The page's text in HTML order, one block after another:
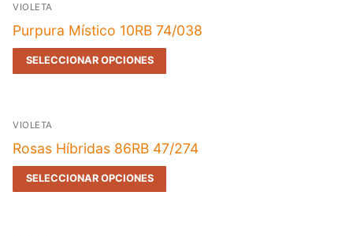
VIOLETA
Purpura Místico 10RB 74/038
SELECCIONAR OPCIONES
VIOLETA
Rosas Híbridas 86RB 47/274
SELECCIONAR OPCIONES